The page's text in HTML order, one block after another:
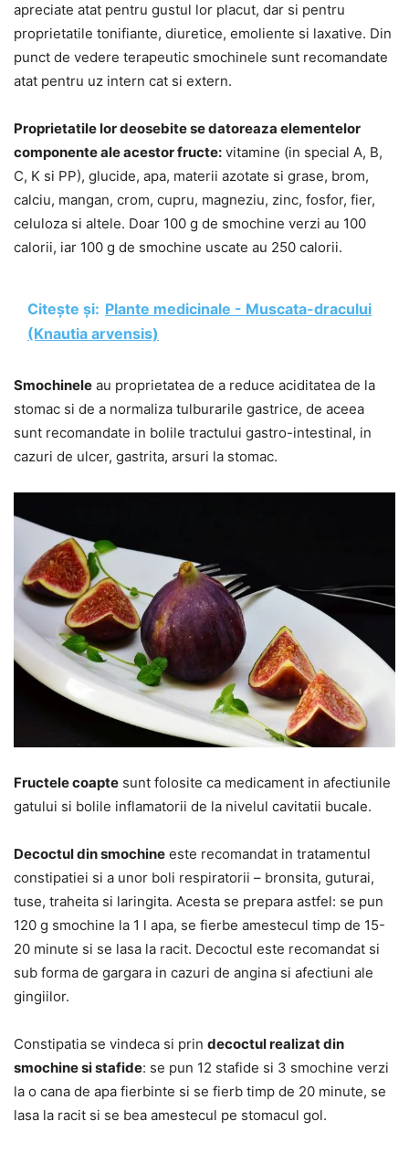
apreciate atat pentru gustul lor placut, dar si pentru
proprietatile tonifiante, diuretice, emoliente si laxative. Din
punct de vedere terapeutic smochinele sunt recomandate
atat pentru uz intern cat si extern.
Proprietatile lor deosebite se datoreaza elementelor
componente ale acestor fructe: vitamine (in special A, B,
C, K si PP), glucide, apa, materii azotate si grase, brom,
calciu, mangan, crom, cupru, magneziu, zinc, fosfor, fier,
celuloza si altele. Doar 100 g de smochine verzi au 100
calorii, iar 100 g de smochine uscate au 250 calorii.
Citește și: Plante medicinale - Muscata-dracului
(Knautia arvensis)
Smochinele au proprietatea de a reduce aciditatea de la
stomac si de a normaliza tulburarile gastrice, de aceea
sunt recomandate in bolile tractului gastro-intestinal, in
cazuri de ulcer, gastrita, arsuri la stomac.
Fructele coapte sunt folosite ca medicament in afectiunile
gatului si bolile inflamatorii de la nivelul cavitatii bucale.
Decoctul din smochine este recomandat in tratamentul
constipatiei si a unor boli respiratorii – bronsita, guturai,
tuse, traheita si laringita. Acesta se prepara astfel: se pun
120 g smochine la 1 l apa, se fierbe amestecul timp de 15-
20 minute si se lasa la racit. Decoctul este recomandat si
sub forma de gargara in cazuri de angina si afectiuni ale
gingiilor.
Constipatia se vindeca si prin decoctul realizat din
smochine si stafide: se pun 12 stafide si 3 smochine verzi
la o cana de apa fierbinte si se fierb timp de 20 minute, se
lasa la racit si se bea amestecul pe stomacul gol.